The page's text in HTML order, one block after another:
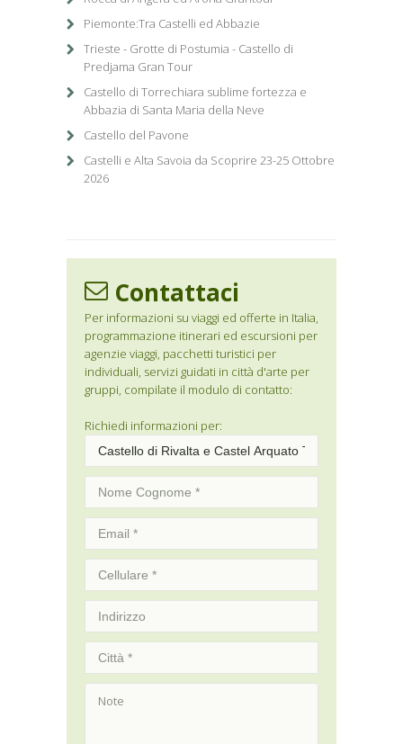
Piemonte:Tra Castelli ed Abbazie
Trieste - Grotte di Postumia - Castello di
Predjama Gran Tour
Castello di Torrechiara sublime fortezza e
Abbazia di Santa Maria della Neve
Castello del Pavone
Castelli e Alta Savoia da Scoprire 23-25 Ottobre
2026
Contattaci
Per informazioni su viaggi ed offerte in Italia,
programmazione itinerari ed escursioni per
agenzie viaggi, pacchetti turistici per
individuali, servizi guidati in città d'arte per
gruppi, compilate il modulo di contatto:
Richiedi informazioni per: